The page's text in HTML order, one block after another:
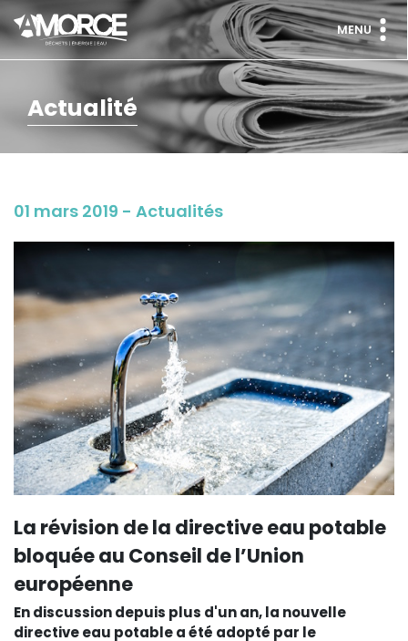
MENU
Actualité
01 mars 2019 - Actualités
La révision de la directive eau potable
bloquée au Conseil de l’Union
européenne
En discussion depuis plus d'un an, la nouvelle
directive eau potable a été adopté par le